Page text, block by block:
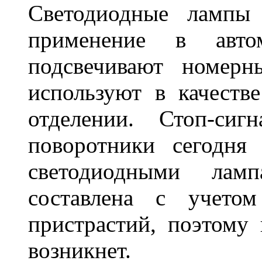
Светодиодные
применение в
подсвечивают
используют в
отделении. Стоп-
поворотники
светодиодными
составлена с
пристрастий,
возникнет.